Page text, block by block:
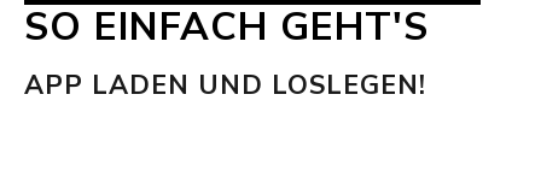
SO EINFACH GEHT'S
APP LADEN UND LOSLEGEN!